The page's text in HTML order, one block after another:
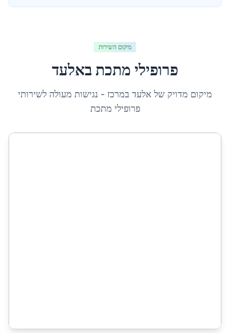
מיקום השירות
פרופילי מתכת באלעד
מיקום מדויק של אלעד במרכז - נגישות מעולה לשירותי
פרופילי מתכת